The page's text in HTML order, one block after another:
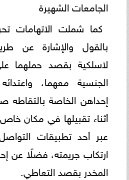
الجامعات الشهيرة
كما شملت الاتهامات
بالقول والإشارة عن
لاسلكية بقصد حملهما
الجنسية معهما،
إحداهن الخاصة بالتقاطه
أثناء تقبيلها في مكان
عبر أحد تطبيقات
ارتكاب جريمته، فضلًا عن
المخدر بقصد التعاطي.